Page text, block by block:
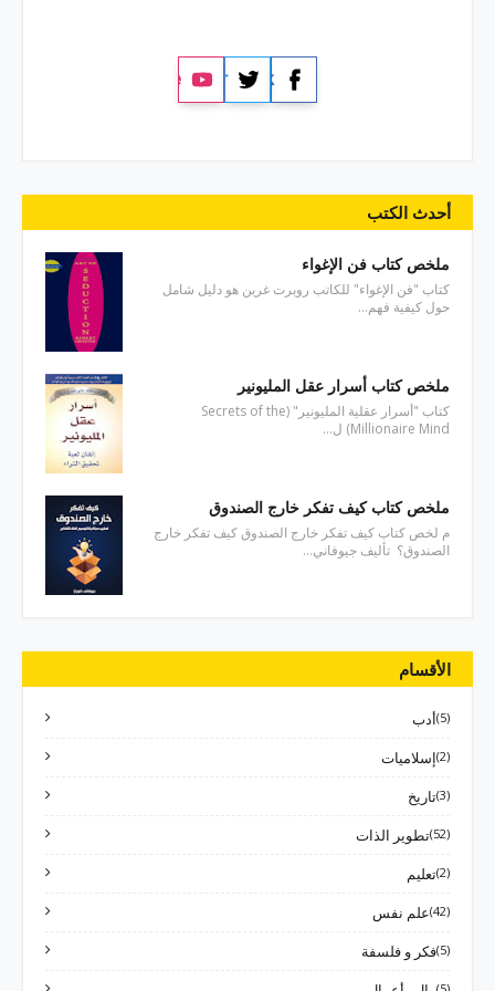
Facebook
Twitter
YouTube
أحدث الكتب
ملخص كتاب فن الإغواء
كتاب "فن الإغواء" للكاتب روبرت غرين هو دليل شامل
حول كيفية فهم…
ملخص كتاب أسرار عقل المليونير
كتاب "أسرار عقلية المليونير" (Secrets of the
Millionaire Mind) ل…
ملخص كتاب كيف تفكر خارج الصندوق
م لخص كتاب كيف تفكر خارج الصندوق كيف تفكر خارج
الصندوق؟ تأليف جيوفاني…
الأقسام
أدب (5)
إسلاميات (2)
تاريخ (3)
تطوير الذات (52)
تعليم (2)
علم نفس (42)
فكر و فلسفة (5)